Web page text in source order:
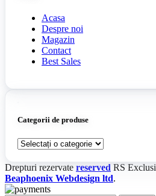
Acasa
Despre noi
Magazin
Contact
Best Sales
Categorii de produse
Drepturi rezervate reserved RS
Beaphoenix Webdesign ltd.